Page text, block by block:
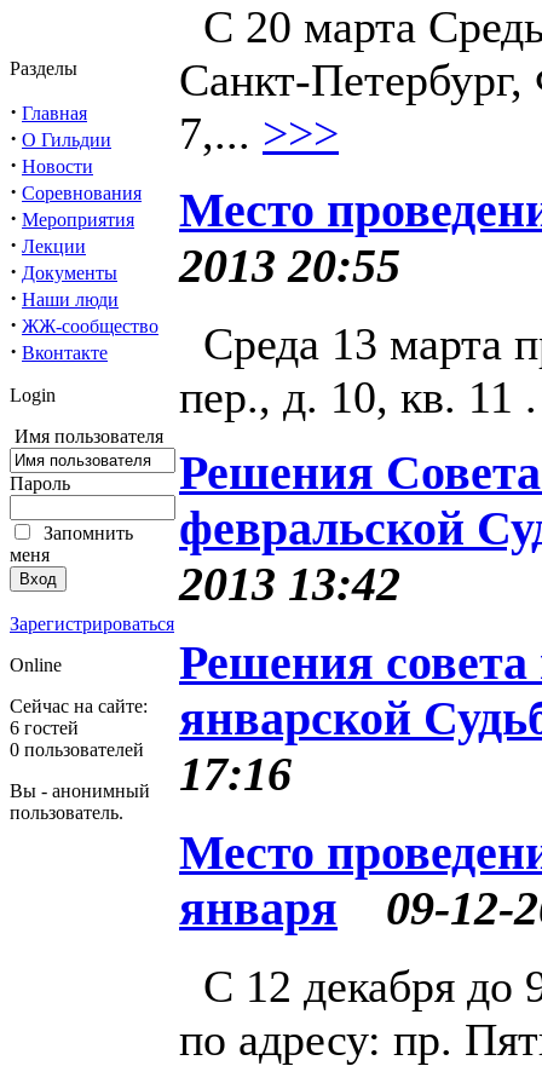
Разделы
· Главная
· О Гильдии
· Новости
· Соревнования
· Мероприятия
· Лекции
· Документы
· Наши люди
· ЖЖ-сообщество
· Вконтакте
Login
Имя пользователя
Пароль
Запомнить
меня
Зарегистрироваться
Online
Сейчас на сайте:
6 гостей
0 пользователей
Вы - анонимный
пользователь.
С 20 марта
Санкт-
7,... >>>
Место
2013 20:55
Среда 13 марта
пер., д. 10, кв.
Решения
февральской
2013 13:42
Решения
январской
17:16
Место
января
09-12-
С 12 декабря до
по адресу: пр.